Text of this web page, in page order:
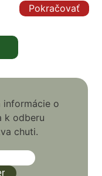
Pokračovať
informácie o
k odberu
chuti.